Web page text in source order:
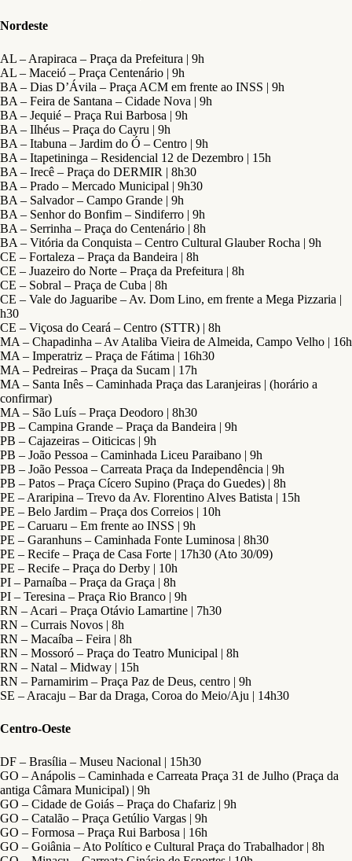
Nordeste
AL – Arapiraca – Praça da Prefeitura | 9h
AL – Maceió – Praça Centenário | 9h
BA – Dias D’Ávila – Praça ACM em frente ao INSS | 9h
BA – Feira de Santana – Cidade Nova | 9h
BA – Jequié – Praça Rui Barbosa | 9h
BA – Ilhéus – Praça do Cayru | 9h
BA – Itabuna – Jardim do Ó – Centro | 9h
BA – Itapetininga – Residencial 12 de Dezembro | 15h
BA – Irecê – Praça do DERMIR | 8h30
BA – Prado – Mercado Municipal | 9h30
BA – Salvador – Campo Grande | 9h
BA – Senhor do Bonfim – Sindiferro | 9h
BA – Serrinha – Praça do Centenário | 8h
BA – Vitória da Conquista – Centro Cultural Glauber Rocha | 9h
CE – Fortaleza – Praça da Bandeira | 8h
CE – Juazeiro do Norte – Praça da Prefeitura | 8h
CE – Sobral – Praça de Cuba | 8h
CE – Vale do Jaguaribe – Av. Dom Lino, em frente a Mega Pizzaria |
h30
CE – Viçosa do Ceará – Centro (STTR) | 8h
MA – Chapadinha – Av Ataliba Vieira de Almeida, Campo Velho | 16h
MA – Imperatriz – Praça de Fátima | 16h30
MA – Pedreiras – Praça da Sucam | 17h
MA – Santa Inês – Caminhada Praça das Laranjeiras | (horário a
confirmar)
MA – São Luís – Praça Deodoro | 8h30
PB – Campina Grande – Praça da Bandeira | 9h
PB – Cajazeiras – Oiticicas | 9h
PB – João Pessoa – Caminhada Liceu Paraibano | 9h
PB – João Pessoa – Carreata Praça da Independência | 9h
PB – Patos – Praça Cícero Supino (Praça do Guedes) | 8h
PE – Araripina – Trevo da Av. Florentino Alves Batista | 15h
PE – Belo Jardim – Praça dos Correios | 10h
PE – Caruaru – Em frente ao INSS | 9h
PE – Garanhuns – Caminhada Fonte Luminosa | 8h30
PE – Recife – Praça de Casa Forte | 17h30 (Ato 30/09)
PE – Recife – Praça do Derby | 10h
PI – Parnaíba – Praça da Graça | 8h
PI – Teresina – Praça Rio Branco | 9h
RN – Acari – Praça Otávio Lamartine | 7h30
RN – Currais Novos | 8h
RN – Macaíba – Feira | 8h
RN – Mossoró – Praça do Teatro Municipal | 8h
RN – Natal – Midway | 15h
RN – Parnamirim – Praça Paz de Deus, centro | 9h
SE – Aracaju – Bar da Draga, Coroa do Meio/Aju | 14h30
Centro-Oeste
DF – Brasília – Museu Nacional | 15h30
GO – Anápolis – Caminhada e Carreata Praça 31 de Julho (Praça da
antiga Câmara Municipal) | 9h
GO – Cidade de Goiás – Praça do Chafariz | 9h
GO – Catalão – Praça Getúlio Vargas | 9h
GO – Formosa – Praça Rui Barbosa | 16h
GO – Goiânia – Ato Político e Cultural Praça do Trabalhador | 8h